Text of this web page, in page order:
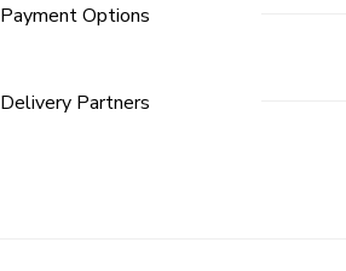
Payment Options
Delivery Partners